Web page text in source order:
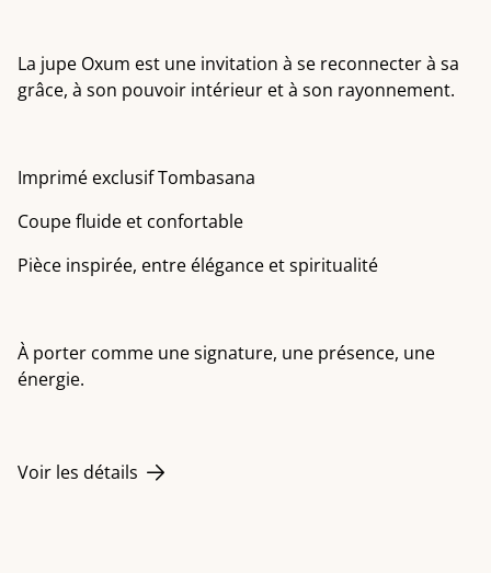
La jupe Oxum est une invitation à se reconnecter à sa
grâce, à son pouvoir intérieur et à son rayonnement.
Imprimé exclusif Tombasana
Coupe fluide et confortable
Pièce inspirée, entre élégance et spiritualité
À porter comme une signature, une présence, une
énergie.
Voir les détails